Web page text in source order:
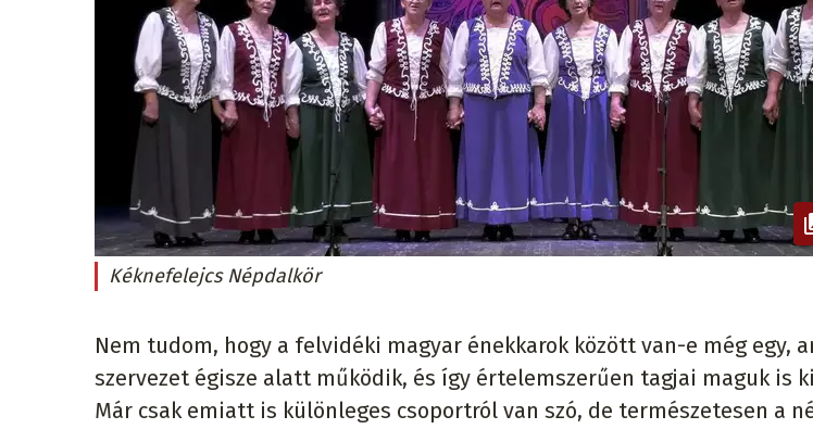
Kéknefelejcs Népdalkör
Nem tudom, hogy a felvidéki magyar énekkarok között van-e még egy,
szervezet égisze alatt működik, és így értelemszerűen tagjai maguk is
Már csak emiatt is különleges csoportról van szó, de természetesen a